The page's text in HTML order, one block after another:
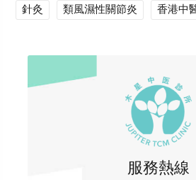
針灸
類風濕性關節炎 香港中
服務熱線